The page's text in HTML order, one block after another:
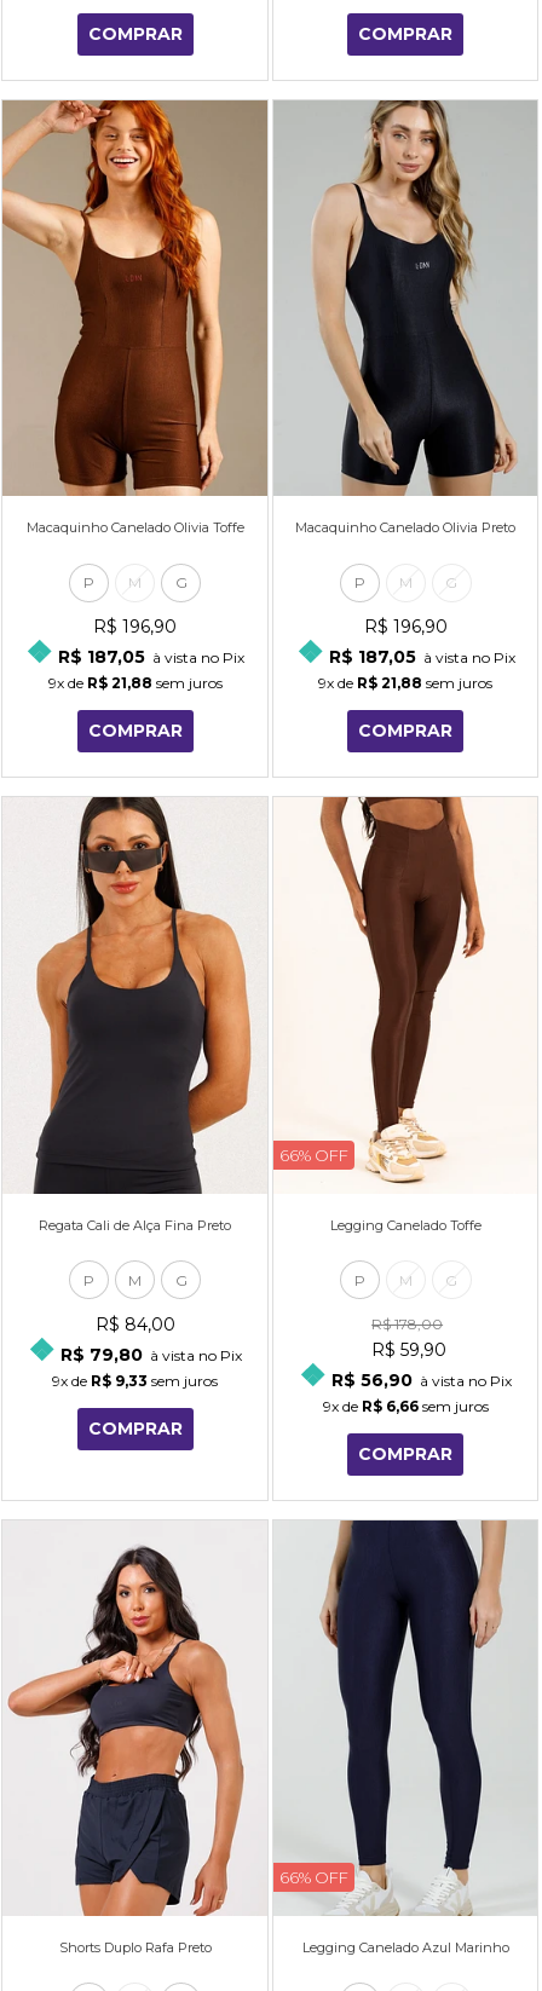
COMPRAR COMPRAR
Macaquinho Canelado Olivia Toffe
P M G
R$ 196,90
R$ 187,05 à vista no Pix
9xde R$ 21,88 sem juros
COMPRAR
Macaquinho Canelado Olivia Preto
P M G
R$ 196,90
R$ 187,05 à vista no Pix
9x de R$ 21,88 sem juros
COMPRAR
Regata Cali de Alça Fina Preto
P M G
R$ 84,00
R$ 79,80 à vista no Pix
9x de R$ 9,33 sem juros
COMPRAR
66% OFF
Legging Canelado Toffe
P M G
R$ 178,00
R$ 59,90
R$ 56,90 à vista no Pix
9xde R$ 6,66sem juros
COMPRAR
Shorts Duplo Rafa Preto
66% OFF
Legging Canelado Azul Marinho